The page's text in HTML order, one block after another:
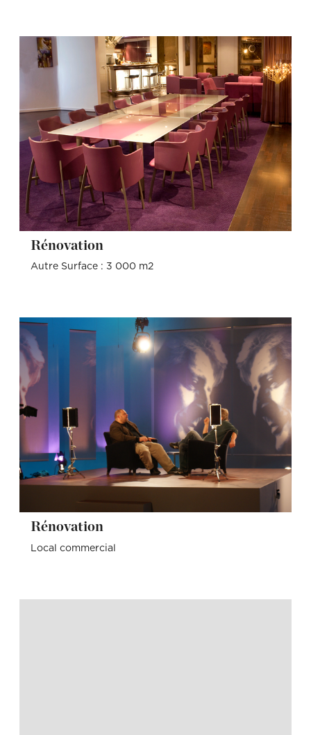
Rénovation
Autre Surface : 3 000 m2
Rénovation
Local commercial